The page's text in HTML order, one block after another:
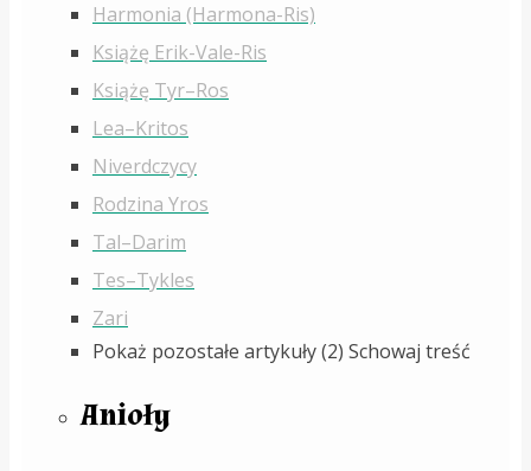
Harmonia (Harmona-Ris)
Książę Erik-Vale-Ris
Książę Tyr–Ros
Lea–Kritos
Niverdczycy
Rodzina Yros
Tal–Darim
Tes–Tykles
Zari
Pokaż pozostałe artykuły (2) Schowaj treść
Anioły